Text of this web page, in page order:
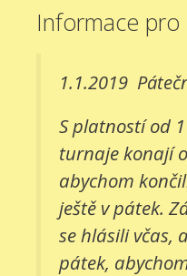
Informace pro
1.1.2019
S platností od
turnaje konají
abychom
ještě v pátek.
se hlásili včas,
pátek,